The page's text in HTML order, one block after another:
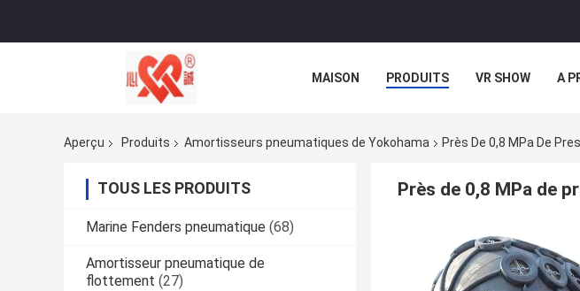
MAISON PRODUITS VR SHOW A
Aperçu
Produits Amortisseurs pneumatiques de Yokohama Près De 0,8 MPa De
TOUS LES PRODUITS
Marine Fenders pneumatique (68)
Amortisseur pneumatique de
flottement (27)
Près de 0,8 MPa de